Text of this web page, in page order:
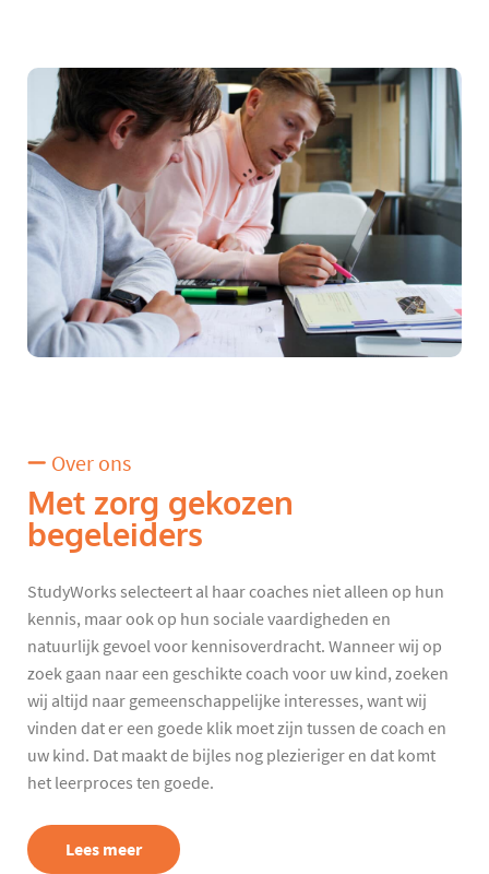
Over ons
Met zorg gekozen
begeleiders
StudyWorks selecteert al haar coaches niet alleen op hun
kennis, maar ook op hun sociale vaardigheden en
natuurlijk gevoel voor kennisoverdracht. Wanneer wij op
zoek gaan naar een geschikte coach voor uw kind, zoeken
wij altijd naar gemeenschappelijke interesses, want wij
vinden dat er een goede klik moet zijn tussen de coach en
uw kind. Dat maakt de bijles nog plezieriger en dat komt
het leerproces ten goede.
Lees meer